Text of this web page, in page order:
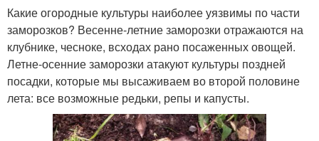
Какие огородные культуры наиболее уязвимы по части
заморозков? Весенне-летние заморозки отражаются на
клубнике, чесноке, всходах рано посаженных овощей.
Летне-осенние заморозки атакуют культуры поздней
посадки, которые мы высаживаем во второй половине
лета: все возможные редьки, репы и капусты.